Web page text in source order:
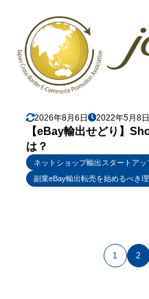
2026年8月6日 2022年5月8日
【eBay輸出せどり】
は？
ネットショップ輸出スタートアッ
副業eBay輸出転売を始めるべき
1 2